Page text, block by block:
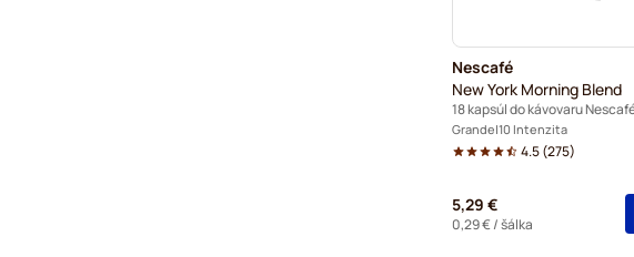
Nescafé
New York Morning Blend
Grande 10 Intenzita
4.5(275)
5,29 €
0,29 €/ šálka